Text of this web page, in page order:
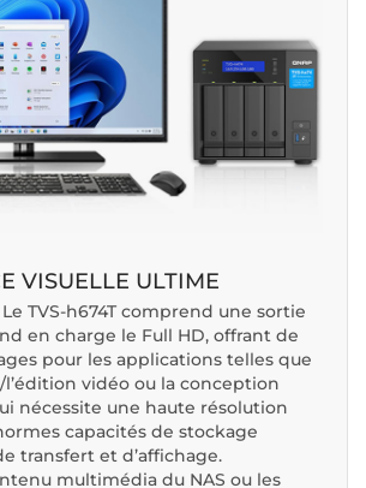
VISUELLE ULTIME
Le TVS-h674T comprend une sortie
en charge le Full HD, offrant de
pour les applications telles que
vidéo ou la conception
nécessite une haute résolution
capacités de stockage
transfert et d’affichage.
multimédia du NAS ou les